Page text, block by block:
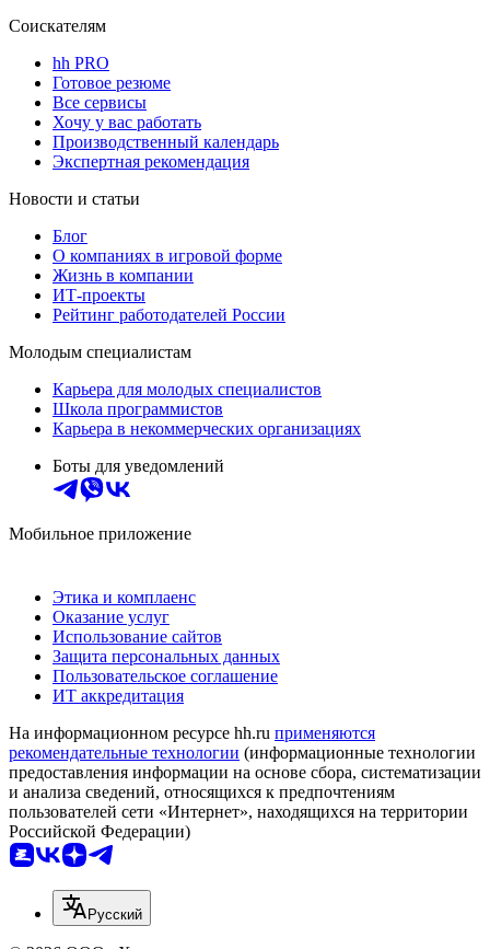
Соискателям
hh PRO
Готовое резюме
Все сервисы
Хочу у вас работать
Производственный календарь
Экспертная рекомендация
Новости и статьи
Блог
О компаниях в игровой форме
Жизнь в компании
ИТ-проекты
Рейтинг работодателей России
Молодым специалистам
Карьера для молодых специалистов
Школа программистов
Карьера в некоммерческих организациях
Боты для уведомлений
Мобильное приложение
Этика и комплаенс
Оказание услуг
Использование сайтов
Защита персональных данных
Пользовательское соглашение
ИТ аккредитация
На информационном ресурсе hh.ru применяются
рекомендательные технологии (информационные технологии
предоставления информации на основе сбора, систематизации
и анализа сведений, относящихся к предпочтениям
пользователей сети «Интернет», находящихся на территории
Российской Федерации)
Русский